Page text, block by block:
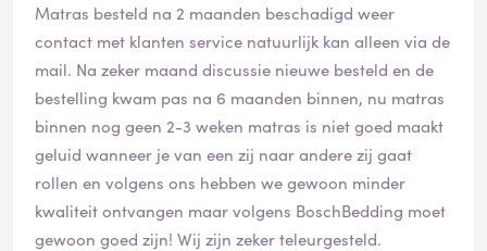
Matras besteld na 2 maanden beschadigd weer
contact met klanten service natuurlijk kan alleen via de
mail. Na zeker maand discussie nieuwe besteld en de
bestelling kwam pas na 6 maanden binnen, nu matras
binnen nog geen 2-3 weken matras is niet goed maakt
geluid wanneer je van een zij naar andere zij gaat
rollen en volgens ons hebben we gewoon minder
kwaliteit ontvangen maar volgens BoschBedding moet
gewoon goed zijn! Wij zijn zeker teleurgesteld.